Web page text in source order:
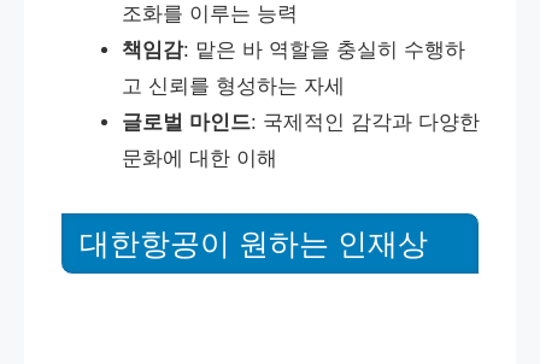
조화를 이루는 능력
책임감: 맡은 바 역할을 충실히 수행하
고 신뢰를 형성하는 자세
글로벌 마인드: 국제적인 감각과 다양한
문화에 대한 이해
대한항공이 원하는 인재상